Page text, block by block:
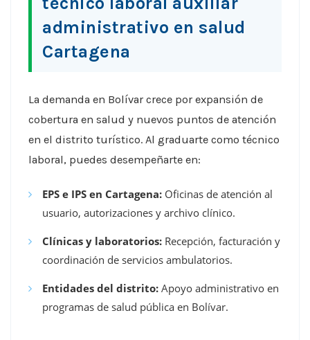
administrativo en salud
Cartagena
La demanda en Bolívar crece por expansión de
cobertura en salud y nuevos puntos de atención
en el distrito turístico. Al graduarte como técnico
laboral, puedes desempeñarte en:
EPS e IPS en Cartagena: Oficinas de atención al
usuario, autorizaciones y archivo clínico.
Clínicas y laboratorios: Recepción, facturación y
coordinación de servicios ambulatorios.
Entidades del distrito: Apoyo administrativo en
programas de salud pública en Bolívar.